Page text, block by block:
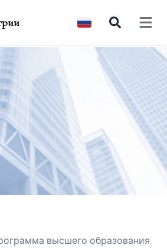
Open
высшего образования